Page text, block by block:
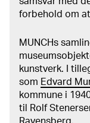
forbehold om
MUNCHs
kunstverk. I
som Edvard
kommune i
til Rolf